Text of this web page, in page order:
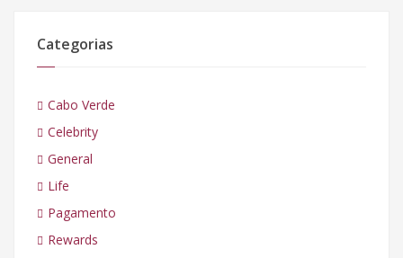
Categorias
Cabo Verde
Celebrity
General
Life
Pagamento
Rewards